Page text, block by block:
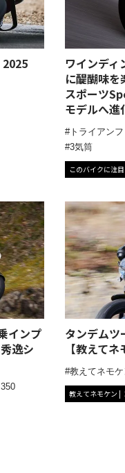
ワインディ
に醍醐味を
スポーツ
モデルへ進
トライアンフ
3気筒
このバイクに注目
インプ
逸シ
タンデムツ
【教えてネ
教えてネモケ
教えてネモケン